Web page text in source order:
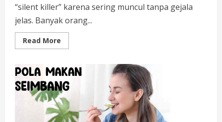
“silent killer” karena sering muncul tanpa gejala
jelas. Banyak orang...
Read More
more
Alami
Hipertensi:
Mengelola
Tekanan
Darah
Dari
Bahan
Alami